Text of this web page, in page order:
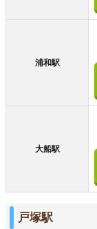
浦和駅
大船駅
戸塚駅